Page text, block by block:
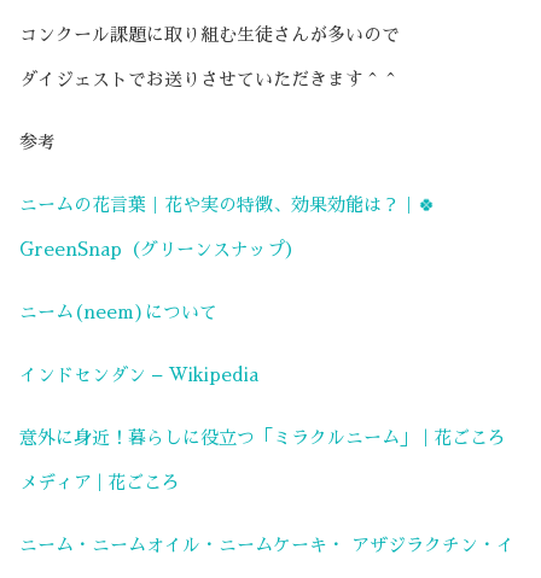
コンクール課題に取り組む生徒さんが多いので
ダイジェストでお送りさせていただきます＾＾
参考
ニームの花言葉｜花や実の特徴、効果効能は？｜🍀
GreenSnap（グリーンスナップ）
ニーム(neem)について
インドセンダン – Wikipedia
意外に身近！暮らしに役立つ「ミラクルニーム」 | 花ごころ
メディア | 花ごころ
ニーム・ニームオイル・ニームケーキ・ アザジラクチン・イ